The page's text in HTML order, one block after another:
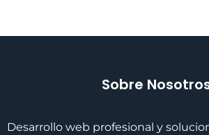
Sobre
Desarrollo web profesional y